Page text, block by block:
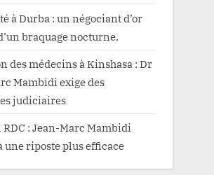
à Durba : un négociant d’or
braquage nocturne.
des médecins à Kinshasa : Dr
Mambidi exige des
judiciaires
RDC : Jean-Marc Mambidi
une riposte plus efficace